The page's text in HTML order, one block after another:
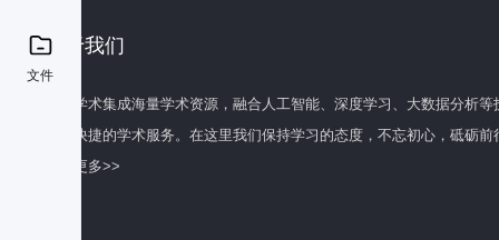
文件
关于我们
百度学术集成海量学术资源，融合人工智能、深度学习、大数据分析
全面快捷的学术服务。在这里我们保持学习的态度，不忘初心，砥砺前
了解更多>>